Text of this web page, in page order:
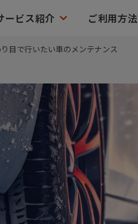
ービス紹介 ご利用方法
り目で行いたい車のメンテナンス